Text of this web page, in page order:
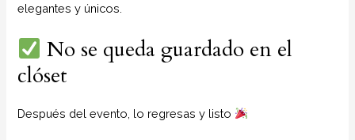
elegantes y únicos.
No se queda guardado en el
clóset
Después del evento, lo regresas y listo